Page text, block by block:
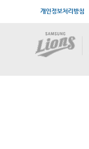
개인정보처리방침